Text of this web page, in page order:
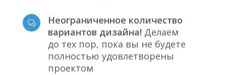
Неограниченное количество
вариантов дизайна! Делаем
до тех пор, пока вы не будете
полностью удовлетворены
проектом